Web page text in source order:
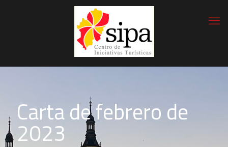
Carta de febrero de
2023